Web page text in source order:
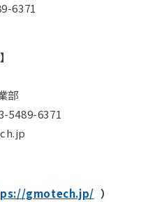
6371
部
5489-6371
gmotech.jp/ ）